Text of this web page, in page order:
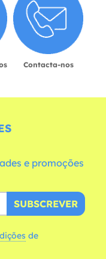
Contacta-nos
e promoções
SUBSCREVER